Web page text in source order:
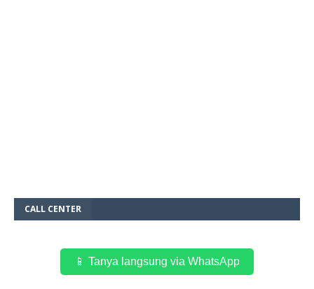
CALL CENTER
📱 Tanya langsung via WhatsApp